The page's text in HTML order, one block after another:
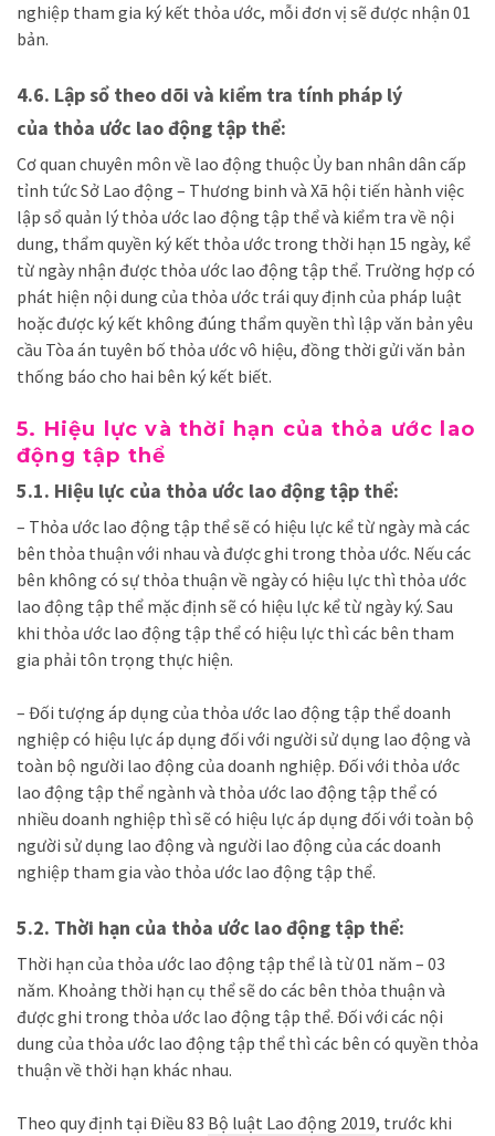
nghiệp tham gia ký kết thỏa ước, mỗi đơn vị sẽ được nhận 01
bản.
4.6. Lập sổ theo dõi và kiểm tra tính pháp lý
của thỏa ước lao động tập thể:
Cơ quan chuyên môn về lao động thuộc Ủy ban nhân dân cấp
tỉnh tức Sở Lao động – Thương binh và Xã hội tiến hành việc
lập sổ quản lý thỏa ước lao động tập thể và kiểm tra về nội
dung, thẩm quyền ký kết thỏa ước trong thời hạn 15 ngày, kể
từ ngày nhận được thỏa ước lao động tập thể. Trường hợp có
phát hiện nội dung của thỏa ước trái quy định của pháp luật
hoặc được ký kết không đúng thẩm quyền thì lập văn bản yêu
cầu Tòa án tuyên bố thỏa ước vô hiệu, đồng thời gửi văn bản
thống báo cho hai bên ký kết biết.
5. Hiệu lực và thời hạn của thỏa ước lao
động tập thể
5.1. Hiệu lực của thỏa ước lao động tập thể:
– Thỏa ước lao động tập thể sẽ có hiệu lực kể từ ngày mà các
bên thỏa thuận với nhau và được ghi trong thỏa ước. Nếu các
bên không có sự thỏa thuận về ngày có hiệu lực thì thỏa ước
lao động tập thể mặc định sẽ có hiệu lực kể từ ngày ký. Sau
khi thỏa ước lao động tập thể có hiệu lực thì các bên tham
gia phải tôn trọng thực hiện.
– Đối tượng áp dụng của thỏa ước lao động tập thể doanh
nghiệp có hiệu lực áp dụng đối với người sử dụng lao động và
toàn bộ người lao động của doanh nghiệp. Đối với thỏa ước
lao động tập thể ngành và thỏa ước lao động tập thể có
nhiều doanh nghiệp thì sẽ có hiệu lực áp dụng đối với toàn bộ
người sử dụng lao động và người lao động của các doanh
nghiệp tham gia vào thỏa ước lao động tập thể.
5.2. Thời hạn của thỏa ước lao động tập thể:
Thời hạn của thỏa ước lao động tập thể là từ 01 năm – 03
năm. Khoảng thời hạn cụ thể sẽ do các bên thỏa thuận và
được ghi trong thỏa ước lao động tập thể. Đối với các nội
dung của thỏa ước lao động tập thể thì các bên có quyền thỏa
thuận về thời hạn khác nhau.
Theo quy định tại Điều 83 Bộ luật Lao động 2019, trước khi